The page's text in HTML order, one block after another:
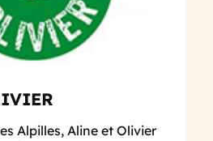
Alpilles, Aline et Olivier